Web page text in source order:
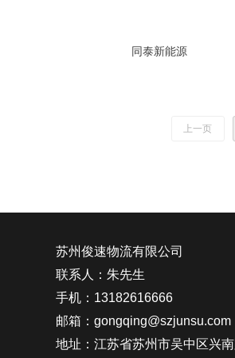
同泰新能源
上一页
苏州俊速物流有限公司
联系人：朱先生
手机：13182616666
邮箱：gongqing@szjunsu.com
地址：江苏省苏州市吴中区兴